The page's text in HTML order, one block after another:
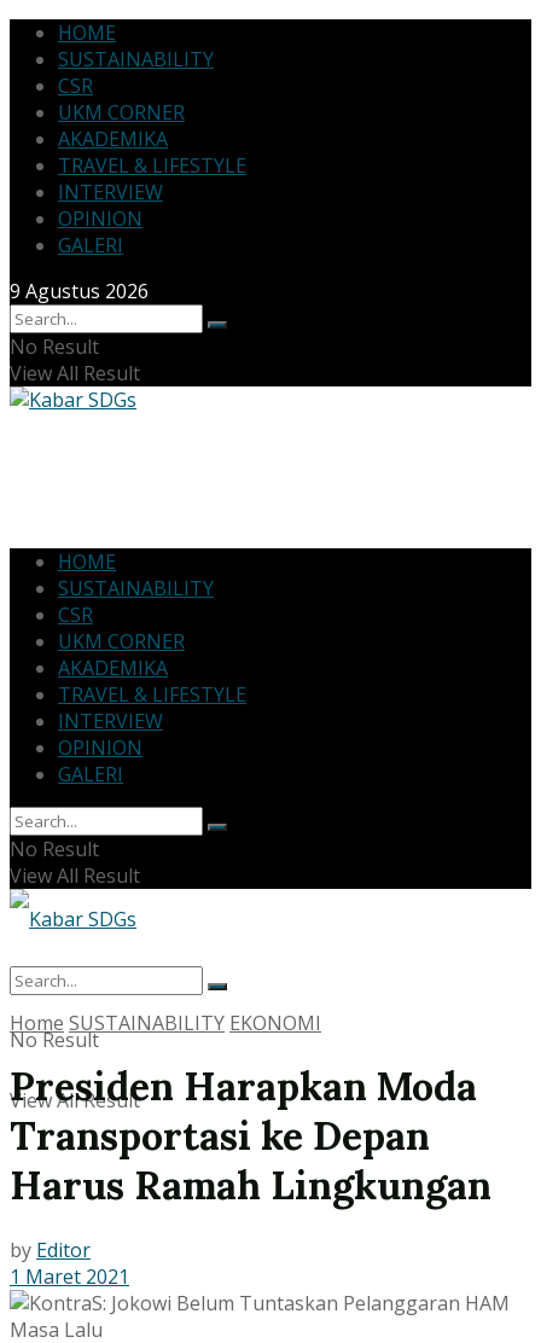
HOME
SUSTAINABILITY
CSR
UKM CORNER
AKADEMIKA
TRAVEL & LIFESTYLE
INTERVIEW
OPINION
GALERI
9 Agustus 2026
No Result
View All Result
HOME
SUSTAINABILITY
CSR
UKM CORNER
AKADEMIKA
TRAVEL & LIFESTYLE
INTERVIEW
OPINION
GALERI
No Result
View All Result
No Result
View All Result
Home SUSTAINABILITY EKONOMI
Presiden Harapkan Moda
Transportasi ke Depan
Harus Ramah Lingkungan
by Editor
1 Maret 2021